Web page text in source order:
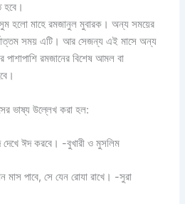
হবে।
হলো মাহে রমজানুল মুবারক। অন্য সময়ের
সময় এটি। আর সেজন্য এই মাসে অন্য
পাশাপাশি রমজানের বিশেষ আমল বা
ভাষ্য উল্লেখ করা হল:
দেখে ঈদ করবে। -বুখারী ও মুসলিম
মাস পাবে, সে যেন রোযা রাখে। -সুরা